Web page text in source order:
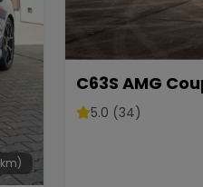
C63S AMG
510PS
5.0 (34)